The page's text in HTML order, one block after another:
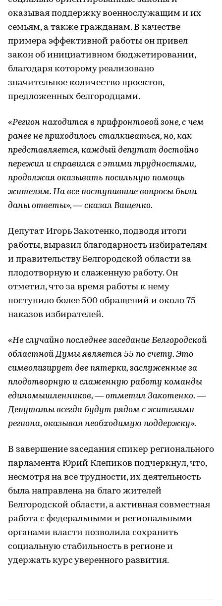
оказывая поддержку военнослужащим и их
семьям, а также гражданам. В качестве
примера эффективной работы он привел
закон об инициативном бюджетировании,
благодаря которому реализовано
значительное количество проектов,
предложенных белгородцами.
«Регион находится в прифронтовой зоне, с чем
ранее не приходилось сталкиваться, но, как
представляется, каждый депутат достойно
пережил и справился с этими трудностями,
продолжая оказывать посильную помощь
жителям. На все поступившие вопросы были
даны ответы», — сказал Ващенко.
Депутат Игорь Закотенко, подводя итоги
работы, выразил благодарность избирателям
и правительству Белгородской области за
плодотворную и слаженную работу. Он
отметил, что за время работы к нему
поступило более 500 обращений и около 75
наказов избирателей.
«Не случайно последнее заседание Белгородской
областной Думы является 55 по счету. Это
символизирует две пятерки, заслуженные за
плодотворную и слаженную работу команды
единомышленников, — отметил Закотенко. —
Депутаты всегда будут рядом с жителями
региона, оказывая необходимую поддержку».
В завершение заседания спикер регионального
парламента Юрий Клепиков подчеркнул, что,
несмотря на все трудности, их деятельность
была направлена на благо жителей
Белгородской области, а активная совместная
работа с федеральными и региональными
органами власти позволила сохранить
социальную стабильность в регионе и
удержать курс уверенного развития.